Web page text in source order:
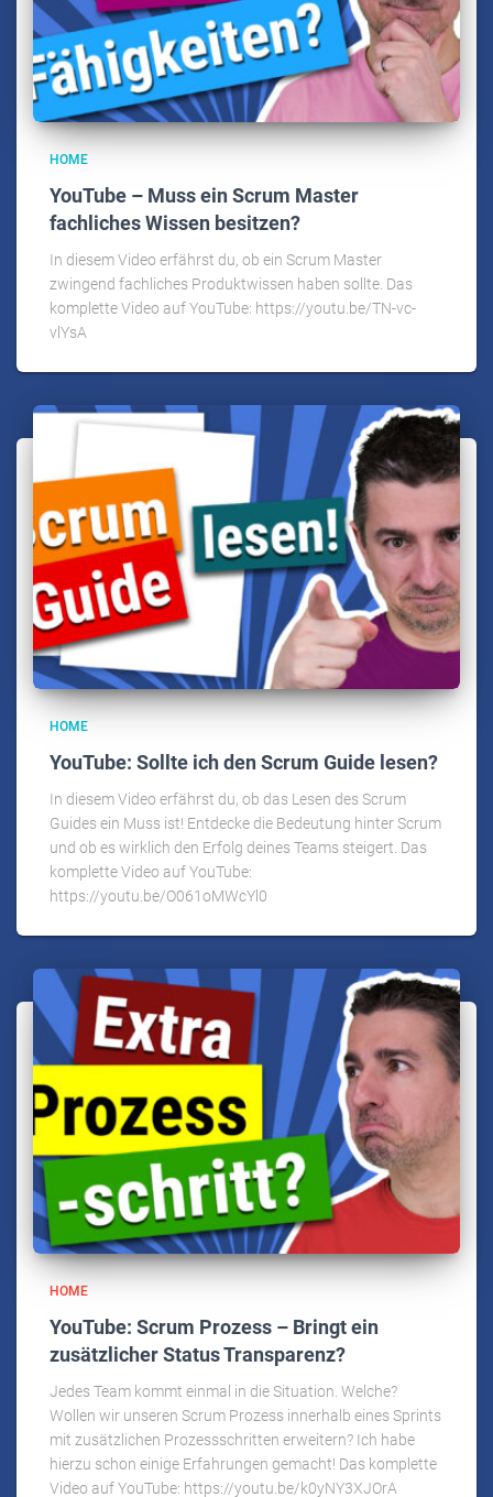
HOME
YouTube – Muss ein Scrum Master
fachliches Wissen besitzen?
In diesem Video erfährst du, ob ein Scrum Master
zwingend fachliches Produktwissen haben sollte. Das
komplette Video auf YouTube: https://youtu.be/TN-vc-
vlYsA
HOME
YouTube: Sollte ich den Scrum Guide lesen?
In diesem Video erfährst du, ob das Lesen des Scrum
Guides ein Muss ist! Entdecke die Bedeutung hinter Scrum
und ob es wirklich den Erfolg deines Teams steigert. Das
komplette Video auf YouTube:
https://youtu.be/O061oMWcYl0
HOME
YouTube: Scrum Prozess – Bringt ein
zusätzlicher Status Transparenz?
Jedes Team kommt einmal in die Situation. Welche?
Wollen wir unseren Scrum Prozess innerhalb eines Sprints
mit zusätzlichen Prozessschritten erweitern? Ich habe
hierzu schon einige Erfahrungen gemacht! Das komplette
Video auf YouTube: https://youtu.be/k0yNY3XJOrA